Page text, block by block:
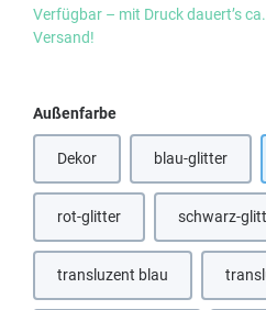
Verfügbar – mit Druck dauert’s
Versand!
Außenfarbeauswählen
Dekor blau-glitter
(Diese
rot-glitter(Diese Option ist zurzeit nicht
schwarz-
transluzent blau(Diese Option ist zurzeit